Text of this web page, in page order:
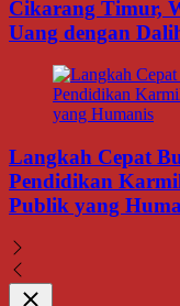
Cikarang Timur,
Uang dengan
Langkah Cepat
Pendidikan
Publik yang
Close